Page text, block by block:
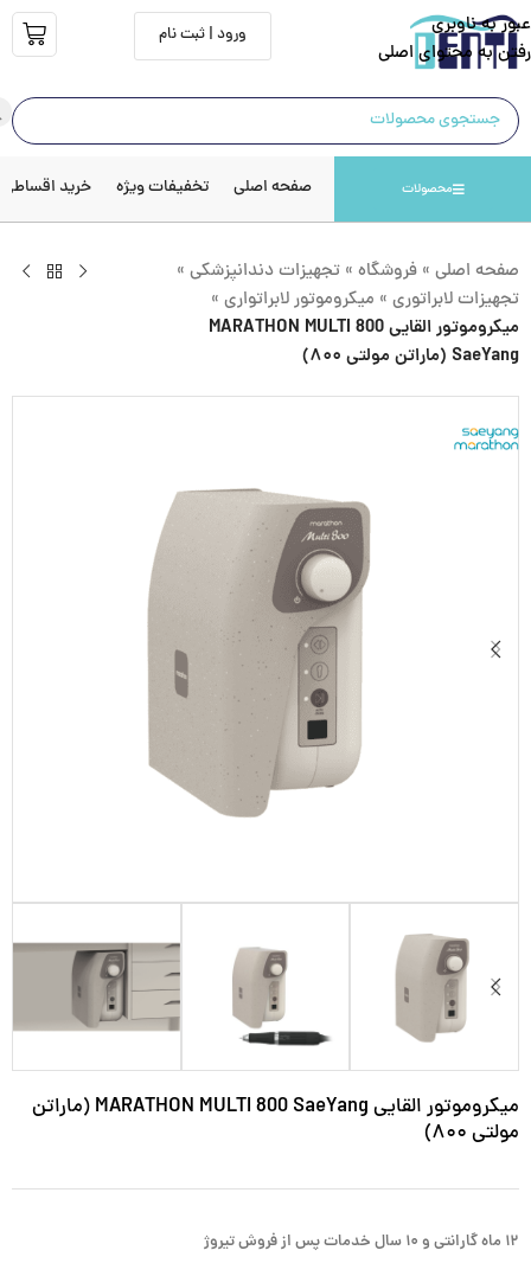
عبور به ناوبری
رفتن به محتوای اصلی
ورود | ثبت نام
محصولات صفحه اصلی تخفیفات ویژه خرید اقساطی
صفحه اصلی » فروشگاه » تجهیزات دندانپزشکی »
تجهیزات لابراتوری » میکروموتور لابراتواری »
میکروموتور القایی MARATHON MULTI 800
SaeYang (ماراتن مولتی ۸۰۰)
میکروموتور القایی MARATHON MULTI 800 SaeYang (ماراتن
مولتی ۸۰۰)
۱۲ ماه گارانتی و ۱۰ سال خدمات پس از فروش تیروژ